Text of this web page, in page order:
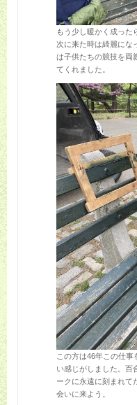
もう少し暖かく成った
次に来た時は綺麗にな
は子供たちの競技を両
てくれました。
この方は46年この仕
い感じがしました。百
ークに永遠に刻まれて
会いに来よう。